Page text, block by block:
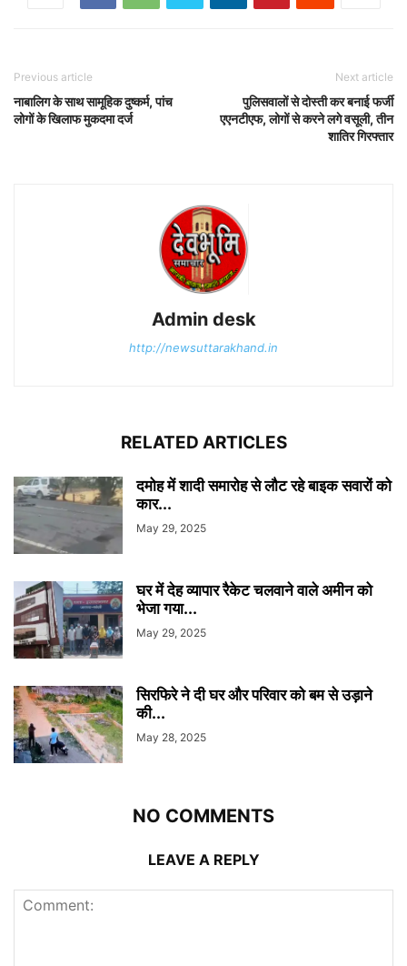
Previous article
नाबालिग के साथ सामूहिक दुष्कर्म, पांच
लोगों के खिलाफ मुकदमा दर्ज
Next article
पुलिसवालों से दोस्ती कर बनाई फर्जी
एएनटीएफ, लोगों से करने लगे वसूली, तीन
शातिर गिरफ्तार
Admin desk
http://newsuttarakhand.in
RELATED ARTICLES
दमोह में शादी समारोह से लौट रहे बाइक सवारों को
कार...
May 29, 2025
घर में देह व्यापार रैकेट चलवाने वाले अमीन को
भेजा गया...
May 29, 2025
सिरफिरे ने दी घर और परिवार को बम से उड़ाने
की...
May 28, 2025
NO COMMENTS
LEAVE A REPLY